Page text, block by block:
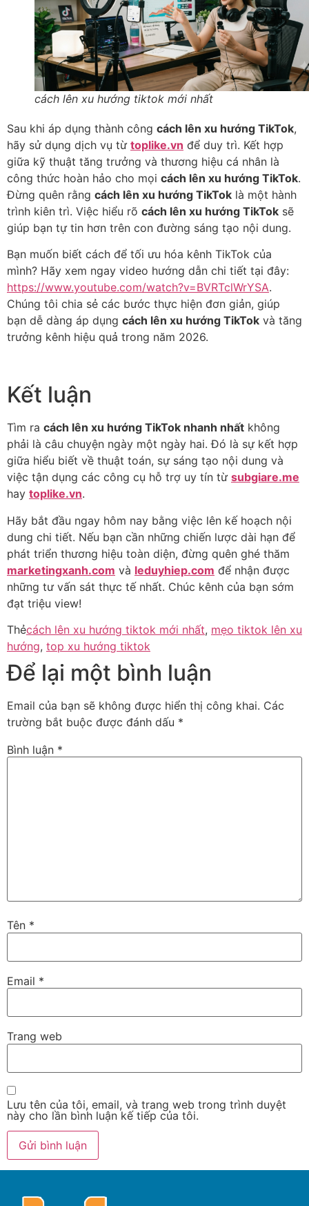
cách lên xu hướng tiktok mới nhất
Sau khi áp dụng thành công cách lên xu hướng TikTok,
hãy sử dụng dịch vụ từ toplike.vn để duy trì. Kết hợp
giữa kỹ thuật tăng trưởng và thương hiệu cá nhân là
công thức hoàn hảo cho mọi cách lên xu hướng TikTok.
Đừng quên rằng cách lên xu hướng TikTok là một hành
trình kiên trì. Việc hiểu rõ cách lên xu hướng TikTok sẽ
giúp bạn tự tin hơn trên con đường sáng tạo nội dung.
Bạn muốn biết cách để tối ưu hóa kênh TikTok của
mình? Hãy xem ngay video hướng dẫn chi tiết tại đây:
https://www.youtube.com/watch?v=BVRTclWrYSA.
Chúng tôi chia sẻ các bước thực hiện đơn giản, giúp
bạn dễ dàng áp dụng cách lên xu hướng TikTok và tăng
trưởng kênh hiệu quả trong năm 2026.
Kết luận
Tìm ra cách lên xu hướng TikTok nhanh nhất không
phải là câu chuyện ngày một ngày hai. Đó là sự kết hợp
giữa hiểu biết về thuật toán, sự sáng tạo nội dung và
việc tận dụng các công cụ hỗ trợ uy tín từ subgiare.me
hay toplike.vn.
Hãy bắt đầu ngay hôm nay bằng việc lên kế hoạch nội
dung chi tiết. Nếu bạn cần những chiến lược dài hạn để
phát triển thương hiệu toàn diện, đừng quên ghé thăm
marketingxanh.com và leduyhiep.com để nhận được
những tư vấn sát thực tế nhất. Chúc kênh của bạn sớm
đạt triệu view!
Thẻcách lên xu hướng tiktok mới nhất, mẹo tiktok lên xu
hướng, top xu hướng tiktok
Để lại một bình luận
Email của bạn sẽ không được hiển thị công khai. Các
trường bắt buộc được đánh dấu *
Bình luận *
Tên *
Email *
Trang web
Lưu tên của tôi, email, và trang web trong trình duyệt
này cho lần bình luận kế tiếp của tôi.